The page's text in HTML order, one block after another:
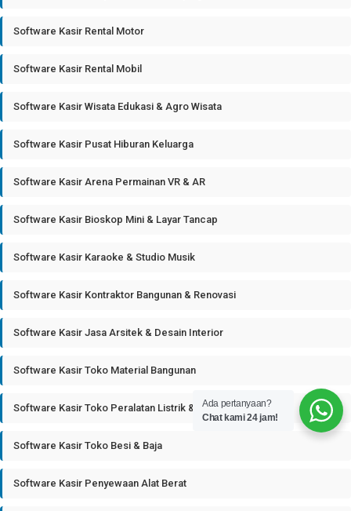
Software Kasir Rental Motor
Software Kasir Rental Mobil
Software Kasir Wisata Edukasi & Agro Wisata
Software Kasir Pusat Hiburan Keluarga
Software Kasir Arena Permainan VR & AR
Software Kasir Bioskop Mini & Layar Tancap
Software Kasir Karaoke & Studio Musik
Software Kasir Kontraktor Bangunan & Renovasi
Software Kasir Jasa Arsitek & Desain Interior
Software Kasir Toko Material Bangunan
Software Kasir Toko Peralatan Listrik & Plumbing
Software Kasir Toko Besi & Baja
Software Kasir Penyewaan Alat Berat
Ada pertanyaan?
Chat kami 24 jam!